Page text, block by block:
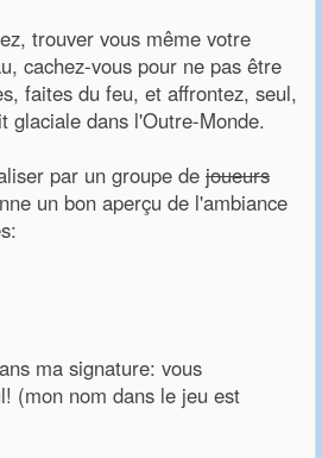
trouver vous même votre
cachez-vous pour ne pas être
faites du feu, et affrontez, seul,
glaciale dans l'Outre-Monde.
par un groupe de joueurs
un bon aperçu de l'ambiance
ma signature: vous
(mon nom dans le jeu est